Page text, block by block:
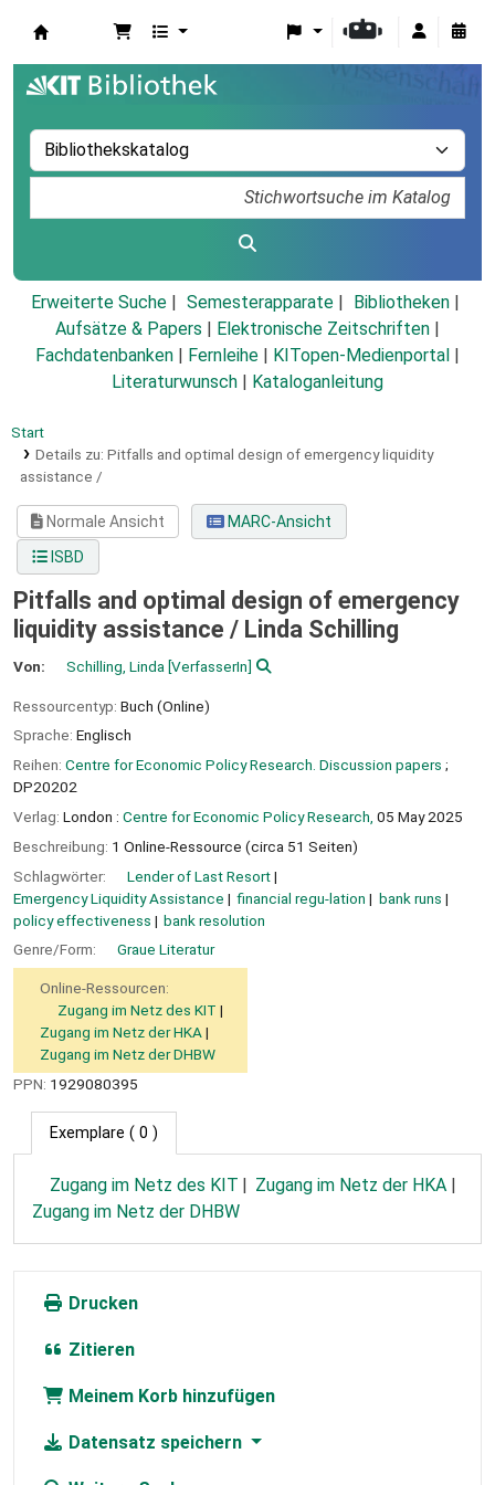
Erweiterte Suche Semesterapparate
Bibliotheken
Aufsätze & Papers
Elektronische Zeitschriften
Fachdatenbanken
Fernleihe KITopen-Medienportal
Literaturwunsch
Kataloganleitung
Start
Details zu: Pitfalls and optimal design of emergency liquidity
assistance /
Normale Ansicht
MARC-Ansicht
ISBD
Pitfalls and optimal design of emergency
liquidity assistance / Linda Schilling
Von: Schilling, Linda [VerfasserIn]
Ressourcentyp: Buch (Online)
Sprache: Englisch
Reihen: Centre for Economic Policy Research. Discussion papers ;
DP20202
Verlag: London : Centre for Economic Policy Research, 05 May 2025
Beschreibung: 1 Online-Ressource (circa 51 Seiten)
Schlagwörter:
Lender of Last Resort
Emergency Liquidity Assistance
financial regu-lation
bank runs
policy effectiveness
bank resolution
Genre/Form:
Graue Literatur
Online-Ressourcen:
Zugang im Netz des KIT
Zugang im Netz der HKA
Zugang im Netz der DHBW
PPN: 1929080395
Exemplare ( 0 )
Zugang im Netz des KIT
Zugang im Netz der HKA
Zugang im Netz der DHBW
Drucken
Zitieren
Meinem Korb hinzufügen
Datensatz speichern